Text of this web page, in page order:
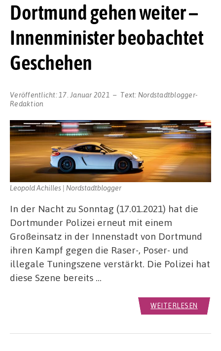
Dortmund gehen weiter –
Innenminister beobachtet
Geschehen
Veröffentlicht: 17. Januar 2021 Text: Nordstadtblogger-
Redaktion
Leopold Achilles | Nordstadtblogger
In der Nacht zu Sonntag (17.01.2021) hat die
Dortmunder Polizei erneut mit einem
Großeinsatz in der Innenstadt von Dortmund
ihren Kampf gegen die Raser-, Poser- und
illegale Tuningszene verstärkt. Die Polizei hat
diese Szene bereits …
WEITERLESEN